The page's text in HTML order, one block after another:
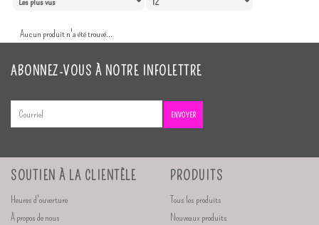
Aucun produit n'a été trouvé...
ABONNEZ-VOUS À NOTRE INFOLETTRE
ENVOYER
SOUTIEN À LA CLIENTÈLE
Heures d'ouverture
À propos de nous
PRODUITS
Tous les produits
Nouveaux produits